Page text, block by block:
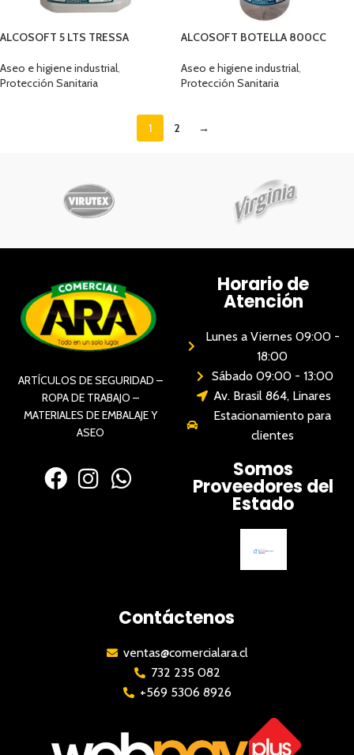
ALCOSOFT 5 LTS TRESSA
Aseo e higiene industrial,
Protección Sanitaria
ALCOSOFT BOTELLA 800CC
Aseo e higiene industrial,
Protección Sanitaria
1 2 →
ARTÍCULOS DE SEGURIDAD –
ROPA DE TRABAJO –
MATERIALES DE EMBALAJE Y
ASEO
Horario de
Atención
Lunes a Viernes 09:00 -
18:00
Sábado 09:00 - 13:00
Av. Brasil 864, Linares
Estacionamiento para
clientes
Somos
Proveedores del
Estado
Contáctenos
ventas@comercialara.cl
732 235 082
+569 5306 8926